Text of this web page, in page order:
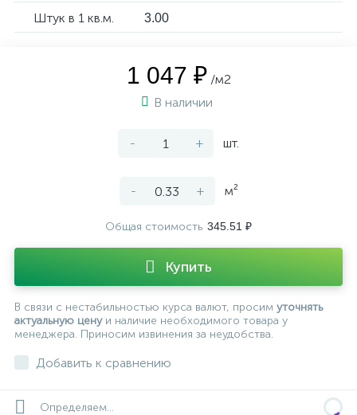
Штук в 1 кв.м. 3.00
1 047 ₽ /м2
В наличии
- + шт.
- + м²
Общая стоимость 345.51 ₽
Купить
В связи с нестабильностью курса валют, просим уточнять
актуальную ценуи наличие необходимого товара у
менеджера. Приносим извинения за неудобства.
Добавить к сравнению
Определяем...